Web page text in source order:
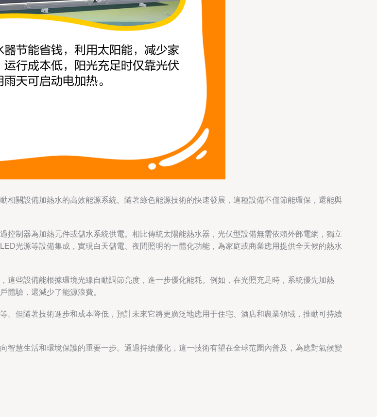
相關設備加熱水的高效能源系統。隨著綠色能源技術的快速發展，這種設備不僅節能環保，還能與
控制器為加熱元件或儲水系統供電。相比傳統太陽能熱水器，光伏型設備無需依賴外部電網，獨立
光源等設備集成，實現白天儲電、夜間照明的一體化功能，為家庭或商業應用提供全天候的熱水
這些設備能根據環境光線自動調節亮度，進一步優化能耗。例如，在光照充足時，系統優先加熱
體驗，還減少了能源浪費。
。但隨著技術進步和成本降低，預計未來它將更廣泛地應用于住宅、酒店和農業領域，推動可持續
智慧生活和環境保護的重要一步。通過持續優化，這一技術有望在全球范圍內普及，為應對氣候變